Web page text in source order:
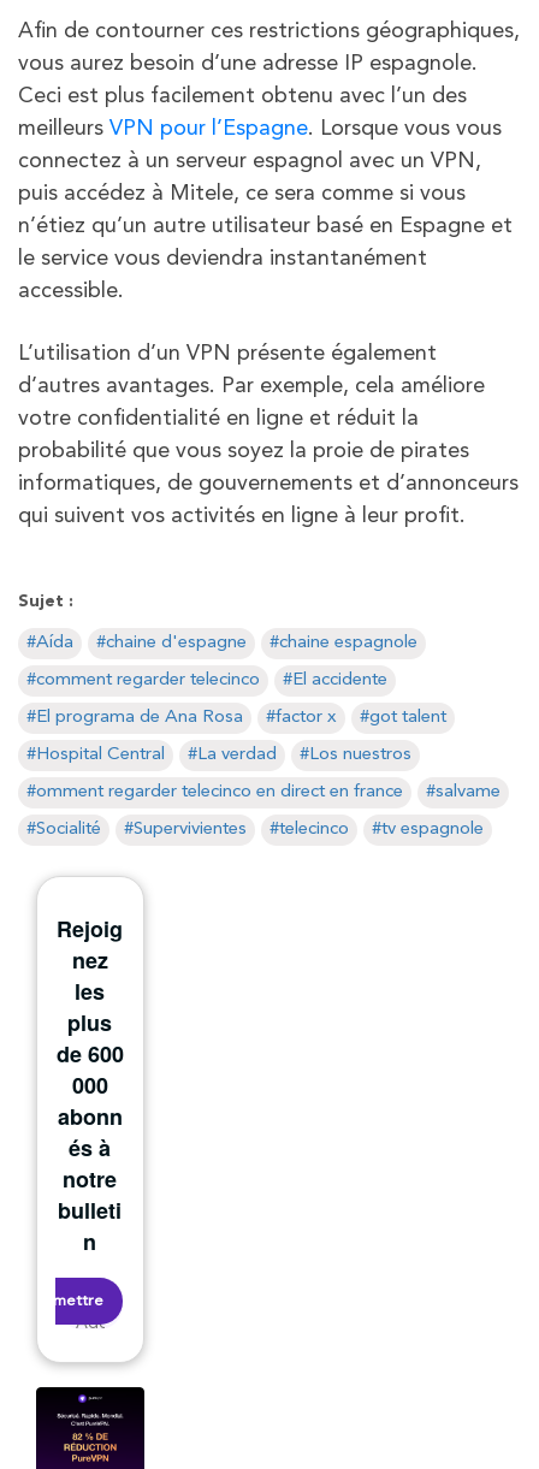
Afin de contourner ces restrictions géographiques,
vous aurez besoin d’une adresse IP espagnole.
Ceci est plus facilement obtenu avec l’un des
meilleurs VPN pour l’Espagne. Lorsque vous vous
connectez à un serveur espagnol avec un VPN,
puis accédez à Mitele, ce sera comme si vous
n’étiez qu’un autre utilisateur basé en Espagne et
le service vous deviendra instantanément
accessible.
L’utilisation d’un VPN présente également
d’autres avantages. Par exemple, cela améliore
votre confidentialité en ligne et réduit la
probabilité que vous soyez la proie de pirates
informatiques, de gouvernements et d’annonceurs
qui suivent vos activités en ligne à leur profit.
Sujet :
Aída chaine d'espagne chaine espagnole
comment regarder telecinco El accidente
El programa de Ana Rosa factor x got talent
Hospital Central La verdad Los nuestros
omment regarder telecinco en direct en france salvame
Socialité Supervivientes telecinco tv espagnole
Rejoig
nez
les
plus
de 600
000
abonn
és à
notre
bulleti
n
Soumettre